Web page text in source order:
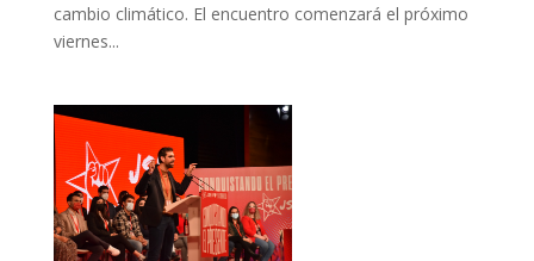
cambio climático. El encuentro comenzará el próximo
viernes...